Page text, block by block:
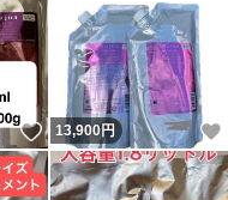
いいね！
13,900円